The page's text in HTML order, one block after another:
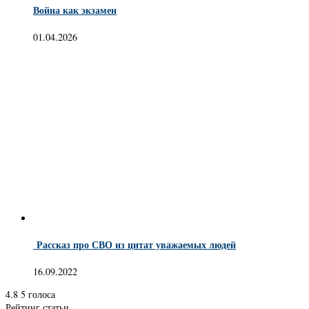
Война как экзамен
01.04.2026
Рассказ про СВО из цитат уважаемых людей
16.09.2022
4.8 5 голоса